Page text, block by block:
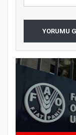
YORUMU